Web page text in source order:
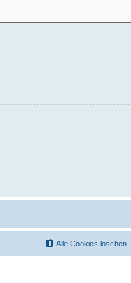
Alle Cookies löschen